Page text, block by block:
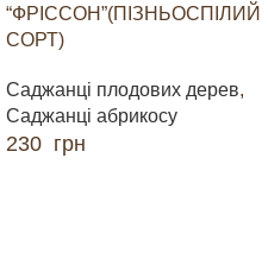
“ФРІССОН”(ПІЗНЬОСПІЛИЙ
СОРТ)
Саджанці плодових дерев,
Саджанці абрикосу
230 грн